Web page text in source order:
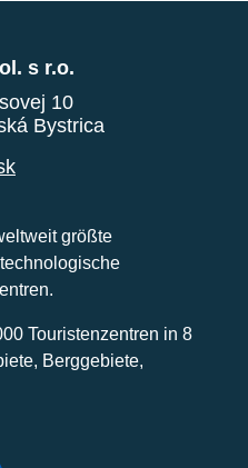
s r.o.
10
Bystrica
größte
Touristenzentren in 8
Berggebiete,